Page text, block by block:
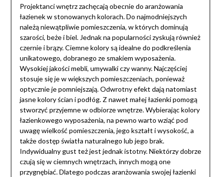
Projektanci wnętrz zachęcają obecnie do aranżowania
łazienek w stonowanych kolorach. Do najmodniejszych
należą niewątpliwie pomieszczenia, w których dominują
szarości, beże i biel. Jednak na popularności zyskują również
czernie i brązy. Ciemne kolory są idealne do podkreślenia
unikatowego, dobranego ze smakiem wyposażenia.
Wysokiej jakości mebli, umywalki czy wanny. Najczęściej
stosuje się je w większych pomieszczeniach, ponieważ
optycznie je pomniejszają. Odwrotny efekt dają natomiast
jasne kolory ścian i podłóg. Z nawet małej łazienki pomogą
stworzyć przyjemne w odbiorze wnętrze. Wybierając kolory
łazienkowego wyposażenia, na pewno warto wziąć pod
uwagę wielkość pomieszczenia, jego kształt i wysokość, a
także dostęp światła naturalnego lub jego brak.
Indywidualny gust też jest jednak istotny. Niektórzy dobrze
czują się w ciemnych wnętrzach, innych mogą one
przygnębiać. Dlatego podczas aranżowania swojej łazienki